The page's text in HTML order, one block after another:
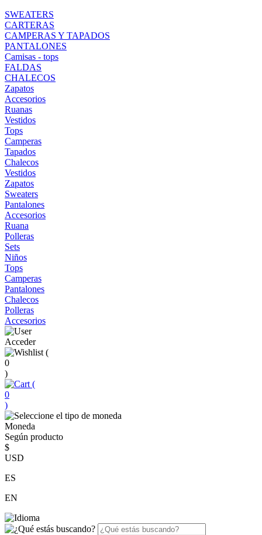
SWEATERS
CARTERAS
CAMPERAS Y TAPADOS
PANTALONES
Camisas - tops
FALDAS
CHALECOS
Zapatos
Accesorios
Ruanas
Vestidos
Tops
Camperas
Tapados
Chalecos
Vestidos
Zapatos
Sweaters
Pantalones
Accesorios
Ruana
Polleras
Sets
Niños
Tops
Camperas
Pantalones
Chalecos
Polleras
Accesorios
Acceder
(
0
)
(
0
)
Moneda
Según producto
$
USD
ES
EN